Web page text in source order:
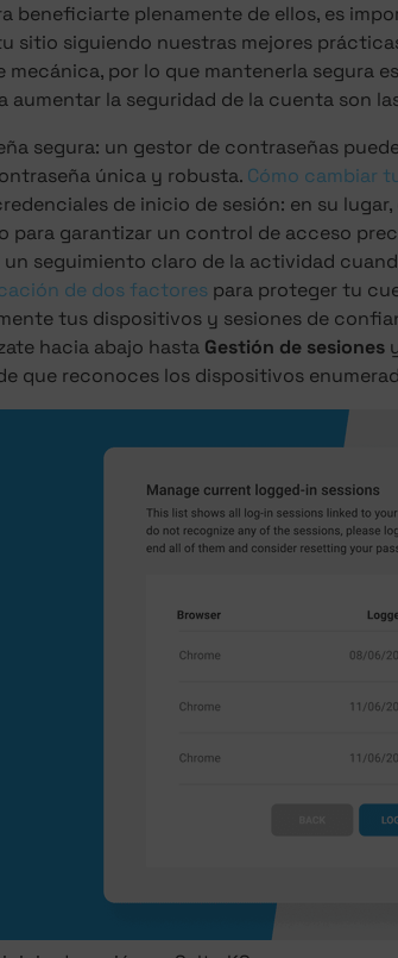
beneficiarte plenamente de ellos, es
sitio siguiendo nuestras mejores
por lo que mantenerla segura
aumentar la seguridad de la cuenta son
segura: un gestor de contraseñas
única y robusta. Cómo cambiar
de inicio de sesión: en su
para garantizar un control de acceso
seguimiento claro de la actividad
de dos factores para proteger tu
tus dispositivos y sesiones de
hacia abajo hasta Gestión de sesiones
que reconoces los dispositivos